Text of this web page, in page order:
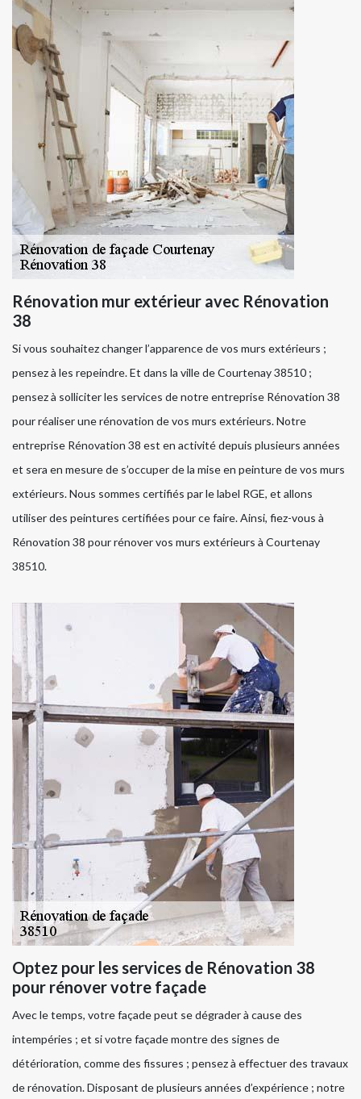
Rénovation mur extérieur avec Rénovation
38
Si vous souhaitez changer l’apparence de vos murs extérieurs ;
pensez à les repeindre. Et dans la ville de Courtenay 38510 ;
pensez à solliciter les services de notre entreprise Rénovation 38
pour réaliser une rénovation de vos murs extérieurs. Notre
entreprise Rénovation 38 est en activité depuis plusieurs années
et sera en mesure de s’occuper de la mise en peinture de vos murs
extérieurs. Nous sommes certifiés par le label RGE, et allons
utiliser des peintures certifiées pour ce faire. Ainsi, fiez-vous à
Rénovation 38 pour rénover vos murs extérieurs à Courtenay
38510.
Optez pour les services de Rénovation 38
pour rénover votre façade
Avec le temps, votre façade peut se dégrader à cause des
intempéries ; et si votre façade montre des signes de
détérioration, comme des fissures ; pensez à effectuer des travaux
de rénovation. Disposant de plusieurs années d’expérience ; notre